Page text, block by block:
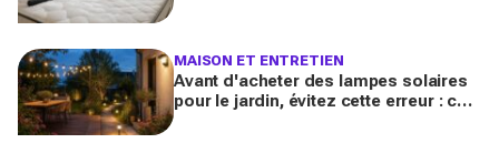
MAISON ET ENTRETIEN
Avant d'acheter des lampes solaires
pour le jardin, évitez cette erreur : ces